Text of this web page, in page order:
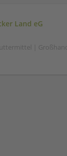
Land eG
|